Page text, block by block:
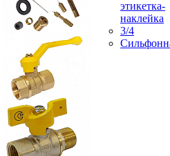
этикетка-
наклейка
3/4